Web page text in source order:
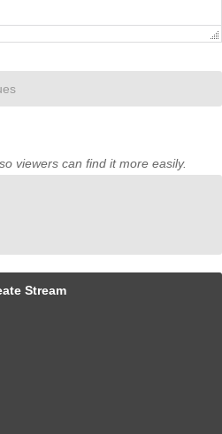
viewers can find it more easily.
Stream